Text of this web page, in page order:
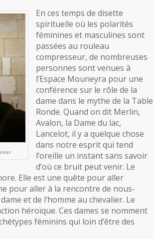
En ces temps de disette
spirituelle où les polarités
féminines et masculines sont
passées au rouleau
compresseur, de nombreuses
personnes sont venues à
l’Espace Mouneyra pour une
conférence sur le rôle de la
dame dans le mythe de la Table
Ronde. Quand on dit Merlin,
Avalon, la Dame du lac,
Lancelot, il y a quelque chose
dans notre esprit qui tend
l’oreille un instant sans savoir
d’où ce bruit peut venir. Le
Elle est une quête pour aller
pour aller à la rencontre de nous-
et de l’homme au chevalier. Le
héroïque. Ces dames se nomment
féminins qui loin d’être des